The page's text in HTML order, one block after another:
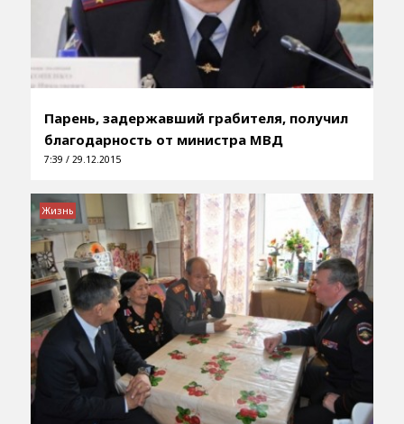
Парень, задержавший грабителя, получил
благодарность от министра МВД
7:39 / 29.12.2015
Жизнь